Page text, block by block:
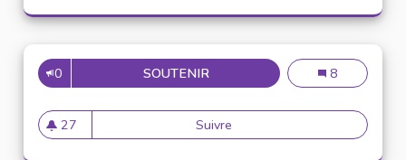
0 SOUTENIRLUMIÈRES AUTOMATIQUES À
Lumières
8
27
27 abonnés
Suivre Lumières automatiques à l'IEP